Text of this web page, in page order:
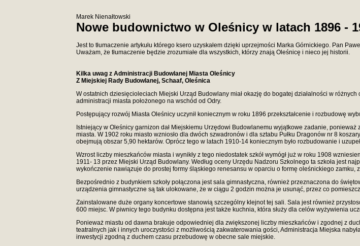
Marek Nienałtowski
Nowe budownictwo w Oleśnicy w latach 1896 -
Jest to tłumaczenie artykułu którego ksero uzyskałem dzięki uprzejmości Marka Górnickiego. Pan
Uważam, że tłumaczenie będzie zrozumiałe dla wszystkich, którzy znają Oleśnicę i nieco jej historii.
Kilka uwag z Administracji Budowlanej Miasta Oleśnicy
Z Miejskiej Rady Budowlanej, Schaaf, Oleśnica
W ostatnich dziesięcioleciach Miejski Urząd Budowlany miał okazję do bogatej działalności w
administracji miasta położonego na wschód od Odry.
Postępujący rozwój Miasta Oleśnicy uczynił koniecznym w roku 1896 przekształcenie i rozbudowę
Istniejący w Oleśnicy garnizon dał Miejskiemu Urzędowi Budowlanemu wyjątkowe zadanie,
miasta. W 1902 roku miasto wzniosło dla dwóch szwadronów i dla sztabu Pułku Dragonów nr 8
obejmują obszar 5,90 hektarów. Oprócz tego w latach 1910-14 koniecznym było rozbudowanie i
Wzrost liczby mieszkańców miasta i wynikły z tego niedostatek szkół wymógł już w roku 1908
1911- 13 przez Miejski Urząd Budowlany. Według oceny Urzędu Nadzoru Szkolnego ta szkoła jest
wykończenie nawiązuje do prostej formy śląskiego renesansu w oparciu o formę oleśnickiego
Bezpośrednio z budynkiem szkoły połączona jest sala gimnastyczna, również przeznaczona do
urządzenia gimnastyczne są tak ulokowane, że w ciągu 2 godzin można je usunąć, przez co
Zainstalowane duże organy koncertowe stanowią szczególny klejnot tej sali. Sala jest również
600 miejsc. W piwnicy tego budynku dostępna jest także kuchnia, która służy dla celów wyżywienia
Ponieważ miastu od dawna brakuje odpowiedniej dla zwiększonej liczby mieszkańców i zgodnej z
teatralnych jak i innych uroczystości z możliwością zakwaterowania gości, Administracja Miejska
inwestycji zgodną z duchem czasu przebudowę w obecne sale miejskie.